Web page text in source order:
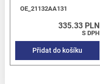
OE_21132AA131
335.33 PLN
S DPH
Přidat do košíku